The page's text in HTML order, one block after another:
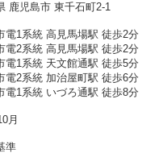
鹿児島市東千石町2-1
電1系統 高見馬場駅 徒歩2分
電2系統 高見馬場駅 徒歩2分
電1系統 天文館通駅 徒歩5分
電2系統 加治屋町駅 徒歩6分
電1系統 いづろ通駅 徒歩8分
月
準